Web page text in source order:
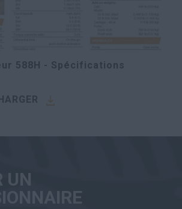
588H - Spécifications
UN